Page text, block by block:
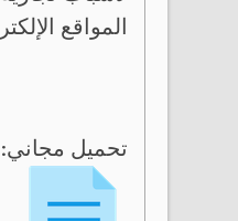
المواقع
تحميل مجاني: